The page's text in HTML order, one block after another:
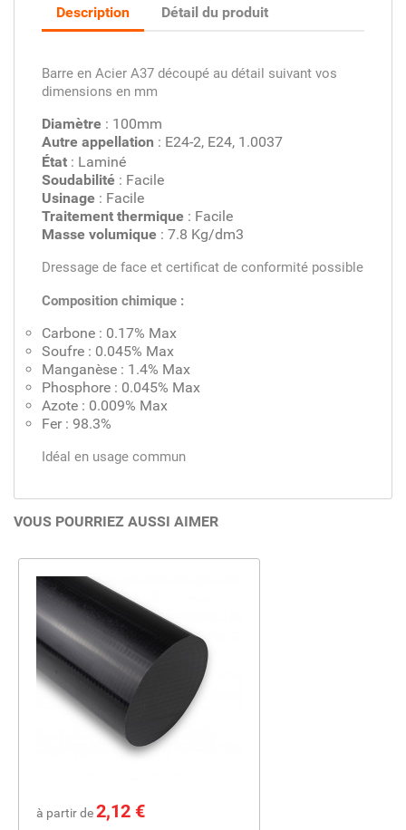
Description Détail du produit
Barre en Acier A37 découpé au détail suivant vos
dimensions en mm
Diamètre : 100mm
Autre appellation : E24-2, E24, 1.0037
État : Laminé
Soudabilité : Facile
Usinage : Facile
Traitement thermique : Facile
Masse volumique : 7.8 Kg/dm3
Dressage de face et certificat de conformité possible
Composition chimique :
Carbone : 0.17% Max
Soufre : 0.045% Max
Manganèse : 1.4% Max
Phosphore : 0.045% Max
Azote : 0.009% Max
Fer : 98.3%
Idéal en usage commun
VOUS POURRIEZ AUSSI AIMER
à partir dePrix
2,12 €